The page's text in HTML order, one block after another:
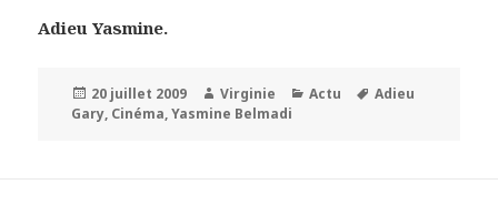
Adieu Yasmine.
Publié
le
20 juillet 2009 Auteur
Virginie Catégories
Actu
Mots-
Adieu
Gary, Cinéma,Yasmine Belmadi